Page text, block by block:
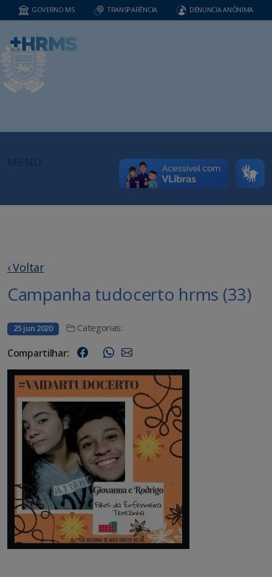
GOVERNO MS TRANSPARÊNCIA DENUNCIA ANÔNIMA
‹ Voltar
Campanha tudocerto hrms (33)
25 jun 2020 Categorias:
Compartilhar: